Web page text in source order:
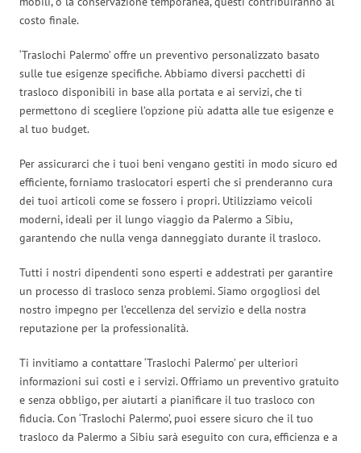
costo finale.
‘Traslochi Palermo’ offre un preventivo personalizzato basato
sulle tue esigenze specifiche. Abbiamo diversi pacchetti di
trasloco disponibili in base alla portata e ai servizi, che ti
permettono di scegliere l’opzione più adatta alle tue esigenze e
al tuo budget.
Per assicurarci che i tuoi beni vengano gestiti in modo sicuro ed
efficiente, forniamo traslocatori esperti che si prenderanno cura
dei tuoi articoli come se fossero i propri. Utilizziamo veicoli
moderni, ideali per il lungo viaggio da Palermo a Sibiu,
garantendo che nulla venga danneggiato durante il trasloco.
Tutti i nostri dipendenti sono esperti e addestrati per garantire
un processo di trasloco senza problemi. Siamo orgogliosi del
nostro impegno per l’eccellenza del servizio e della nostra
reputazione per la professionalità.
Ti invitiamo a contattare ‘Traslochi Palermo’ per ulteriori
informazioni sui costi e i servizi. Offriamo un preventivo gratuito
e senza obbligo, per aiutarti a pianificare il tuo trasloco con
fiducia. Con ‘Traslochi Palermo’, puoi essere sicuro che il tuo
trasloco da Palermo a Sibiu sarà eseguito con cura, efficienza e a